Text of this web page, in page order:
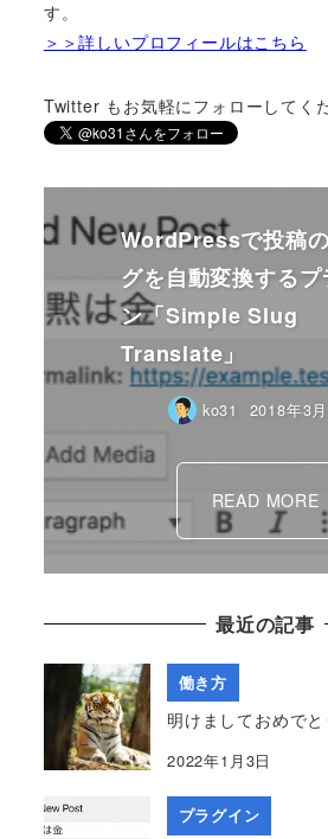
す。
＞＞詳しいプロフィールはこちら
Twitter もお気軽にフォローしてく
WordPressで投稿
グを自動変換するプ
ン「Simple Slug
Translate」
ko31 2018年3
READ MORE
最近の記事
働き方
明けましておめで
2022年1月3日
プラグイン